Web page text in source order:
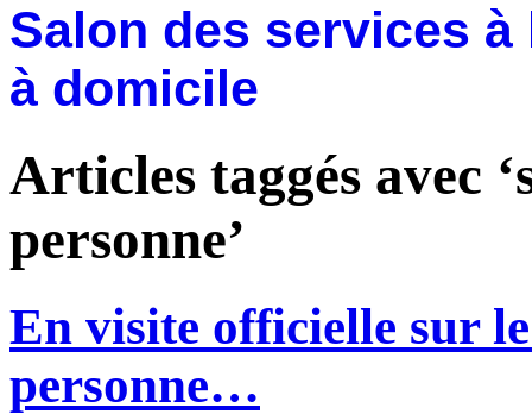
Salon des services
à domicile
Articles taggés avec
personne’
En visite officielle sur
personne…